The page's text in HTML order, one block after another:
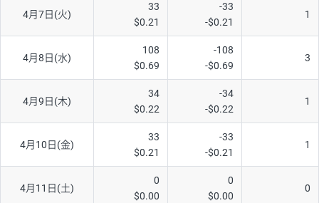
GBP/AUD 43円 86,230円
111円 74,270円
160円 65,030円
※2026/6/30の当社のスワップポイントおよび、同日の為替レート
に基づいて算出。
※取引証拠金は同日の当社為替レート（ニューヨーククローズ・
MIDレート）に基づいて算出。
4月7日(火)
33
$0.21
-33
-$0.21
1
4月8日(水)
108
$0.69
-108
-$0.69
3
4月9日(木)
34
$0.22
-34
-$0.22
1
4月10日(金)
33
$0.21
-33
-$0.21
1
4月11日(土)
0
$0.00
0
$0.00
0